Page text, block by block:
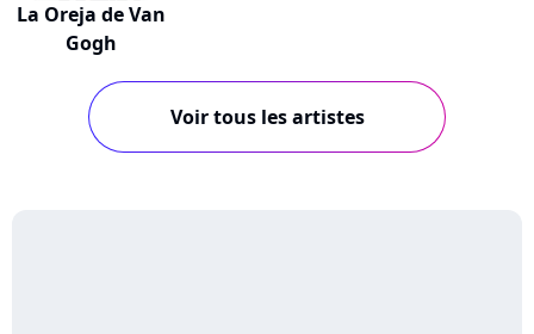
La Oreja de Van
Gogh
Voir tous les artistes